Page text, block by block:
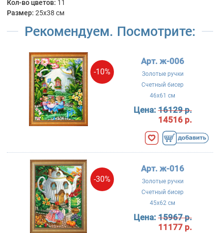
Кол-во цветов: 11
Размер: 25x38 см
Рекомендуем. Посмотрите:
-10%
Арт. ж-006
Золотые ручки
Счетный бисер
46x61 см
Цена:16129 р.
14516 р.
-30%
Арт. ж-016
Золотые ручки
Счетный бисер
45x62 см
Цена:15967 р.
11177 р.